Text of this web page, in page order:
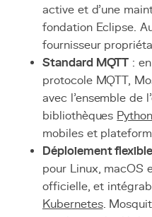
active et d'une
fondation Eclipse.
fournisseur
Standard MQTT :
protocole MQTT,
avec l'ensemble de
bibliothèques Python
mobiles et
Déploiement flexible
pour Linux, macOS
officielle, et
Kubernetes.